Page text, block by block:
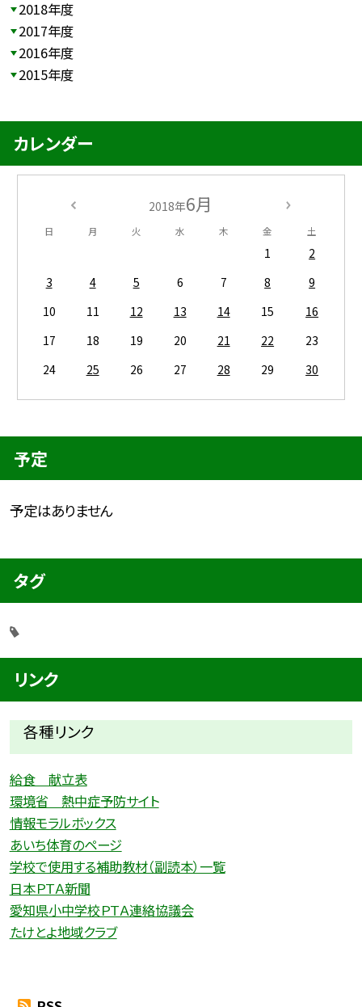
2018年度
2017年度
2016年度
2015年度
カレンダー
2018年6月
日 月 火 水 木 金 土
1
2
3
4 5 6 7 8
9
10
11 12 13 14 15
16
17
18 19 20 21 22
23
24
25 26 27 28 29 30
予定
予定はありません
タグ
リンク
各種リンク
給食 献立表
環境省 熱中症予防サイト
情報モラルボックス
あいち体育のページ
学校で使用する補助教材（副読本）一覧
日本ＰＴＡ新聞
愛知県小中学校ＰＴＡ連絡協議会
たけとよ地域クラブ